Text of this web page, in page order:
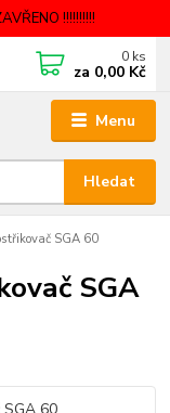
!!!!!!!!!!
Menu
Hledat
0 ks
za 0,00 Kč
SGA 60
SGA